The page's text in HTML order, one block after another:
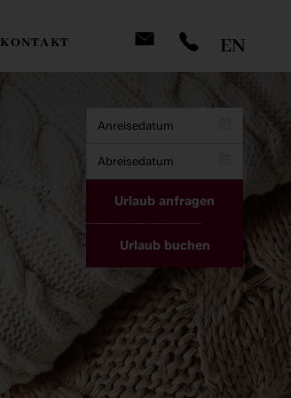
EN
Email *
Urlaub anfragen
Urlaub buchen
KONTAKT